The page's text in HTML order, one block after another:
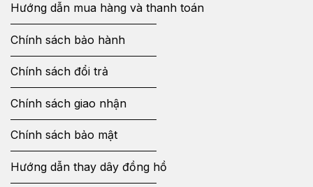
Hướng dẫn mua hàng và thanh toán
Chính sách bảo hành
Chính sách đổi trả
Chính sách giao nhận
Chính sách bảo mật
Hướng dẫn thay dây đồng hồ